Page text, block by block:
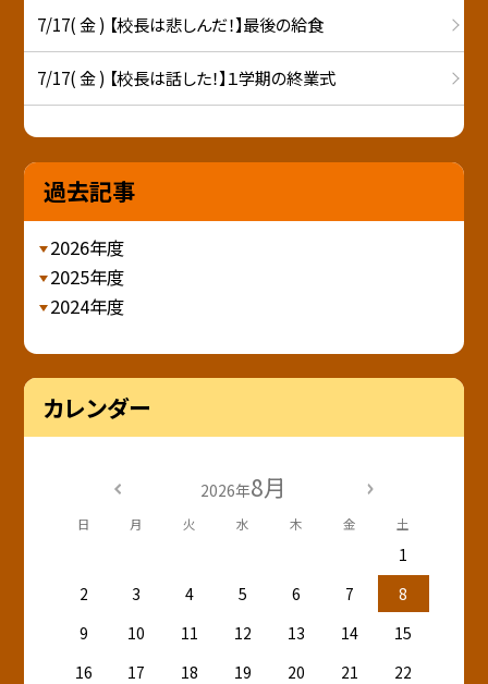
7/17( 金 ) 【校長は悲しんだ！】最後の給食
7/17( 金 ) 【校長は話した！】１学期の終業式
過去記事
2026年度
2025年度
2024年度
カレンダー
2026年8月
日 月 火 水 木 金 土
1
2
3 4 5 6 7
8
9
10 11 12 13 14
15
16
17 18 19 20 21
22